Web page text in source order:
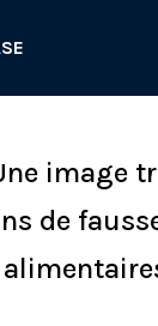
image
de